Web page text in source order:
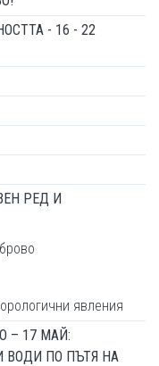
- 16 - 22
РЕД И
явления
– 17 МАЙ:
ПО ПЪТЯ НА